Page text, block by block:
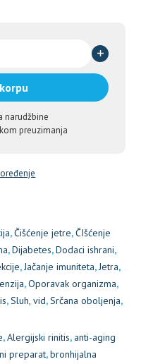
narudžbine
preuzimanja
,Čišćenje jetre,ČIšćenje
,Dijabetes,Dodaci ishrani,
,Jačanje imuniteta,Jetra,
,Oporavak organizma,
,Sluh, vid,Srčana oboljenja,
,Alergijski rinitis, anti-aging
preparat,bronhijalna